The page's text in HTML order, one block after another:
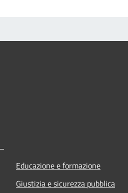
Educazione e formazione
Giustizia e sicurezza pubblica